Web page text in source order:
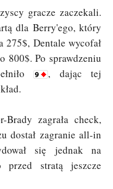
gracze zaczekali.
dla Berry'ego, który
275$, Dentale wycofał
800$. Po sprawdzeniu
, dając tej
zagrała check,
dostał zagranie all-in
się jednak na
przed stratą jeszcze